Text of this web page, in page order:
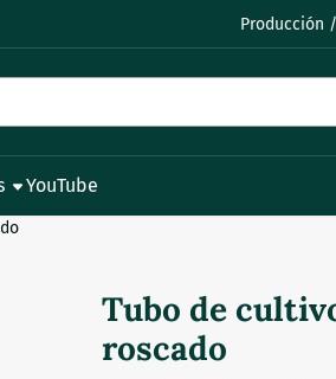
Producción
YouTube
Tubo de
roscado